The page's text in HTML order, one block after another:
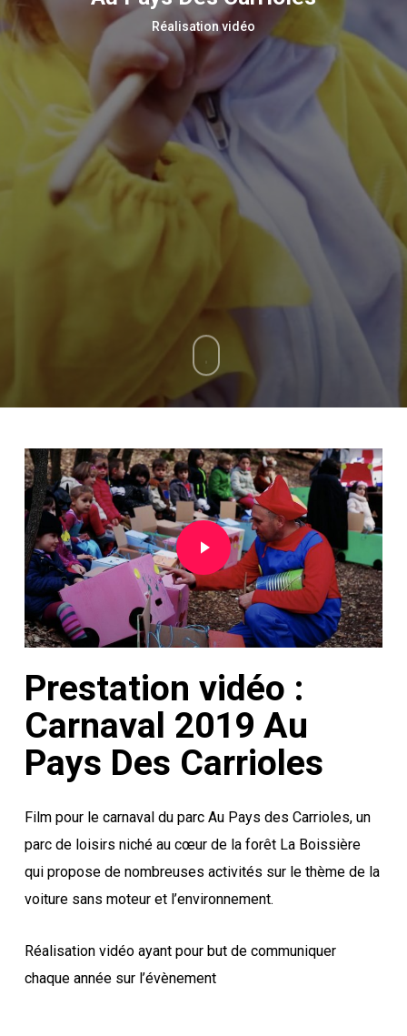
Réalisation vidéo
Prestation vidéo :
Carnaval 2019 Au
Pays Des Carrioles
Film pour le carnaval du parc Au Pays des Carrioles, un
parc de loisirs niché au cœur de la forêt La Boissière
qui propose de nombreuses activités sur le thème de la
voiture sans moteur et l’environnement.
Réalisation vidéo ayant pour but de communiquer
chaque année sur l’évènement
Play Video